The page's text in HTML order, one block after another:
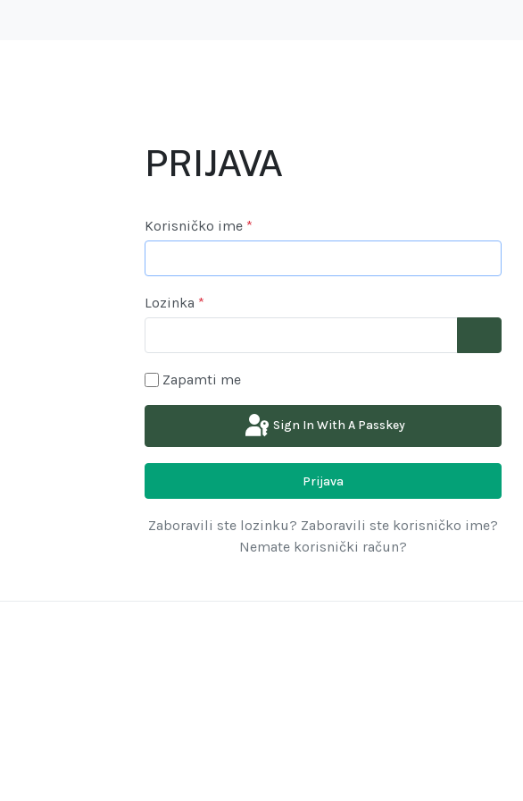
PRIJAVA
Korisničko ime *
Lozinka *
Zapamti me
Sign In With A Passkey
Prijava
Zaboravili ste lozinku? Zaboravili ste korisničko ime?
Nemate korisnički račun?